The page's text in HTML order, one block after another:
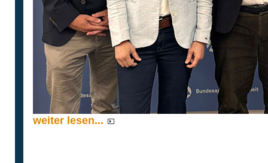
weiter lesen...